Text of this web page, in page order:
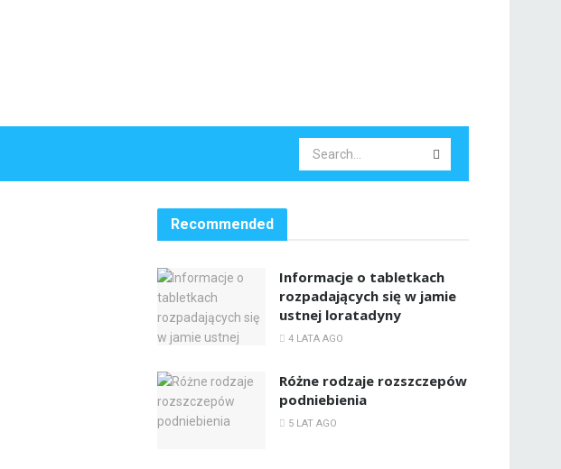
Recommended
Informacje o tabletkach
rozpadających się w jamie
ustnej loratadyny
4 LATA AGO
Różne rodzaje rozszczepów
podniebienia
5 LAT AGO